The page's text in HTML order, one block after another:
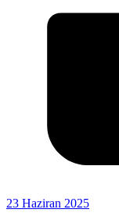
23 Haziran 2025